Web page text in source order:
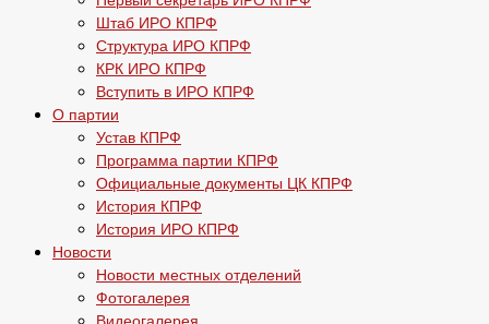
Штаб ИРО КПРФ
Структура ИРО КПРФ
КРК ИРО КПРФ
Вступить в ИРО КПРФ
О партии
Устав КПРФ
Программа партии КПРФ
Официальные документы ЦК КПРФ
История КПРФ
История ИРО КПРФ
Новости
Новости местных отделений
Фотогалерея